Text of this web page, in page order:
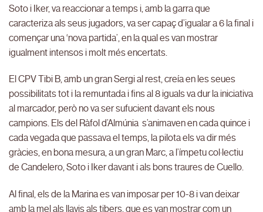
Soto i Iker, va reaccionar a temps i, amb la garra que
caracteriza als seus jugadors, va ser capaç d’igualar a 6 la final i
començar una ‘nova partida’, en la qual es van mostrar
igualment intensos i molt més encertats.
El CPV Tibi B, amb un gran Sergi al rest, creía en les seues
possibilitats tot i la remuntada i fins al 8 iguals va dur la iniciativa
al marcador, però no va ser sufucient davant els nous
campions. Els del Ràfol d’Almúnia s’animaven en cada quince i
cada vegada que passava el temps, la pilota els va dir més
gràcies, en bona mesura, a un gran Marc, a l’ímpetu col·lectiu
de Candelero, Soto i Iker davant i als bons traures de Cuello.
Al final, els de la Marina es van imposar per 10-8 i van deixar
amb la mel als llavis als tibers, que es van mostrar com un